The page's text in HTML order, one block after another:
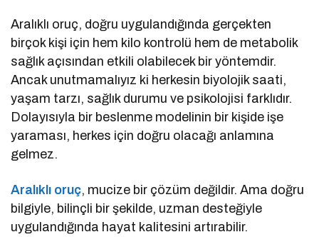
Aralıklı oruç, doğru uygulandığında gerçekten
birçok kişi için hem kilo kontrolü hem de metabolik
sağlık açısından etkili olabilecek bir yöntemdir.
Ancak unutmamalıyız ki herkesin biyolojik saati,
yaşam tarzı, sağlık durumu ve psikolojisi farklıdır.
Dolayısıyla bir beslenme modelinin bir kişide işe
yaraması, herkes için doğru olacağı anlamına
gelmez.
Aralıklı oruç, mucize bir çözüm değildir. Ama doğru
bilgiyle, bilinçli bir şekilde, uzman desteğiyle
uygulandığında hayat kalitesini artırabilir.